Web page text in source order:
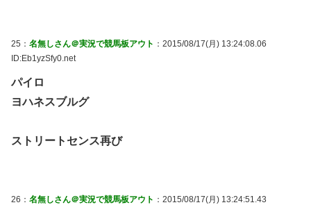
25： 名無しさん＠実況で競馬板アウト ：2015/08/17(月) 13:24:08.06
ID:Eb1yzSfy0.net
パイロ
ヨハネスブルグ
ストリートセンス再び
26： 名無しさん＠実況で競馬板アウト ：2015/08/17(月) 13:24:51.43